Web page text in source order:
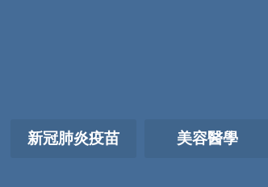
新冠肺炎疫苗 美容醫學